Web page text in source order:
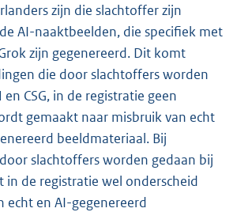
zijn die slachtoffer zijn
AI-naaktbeelden, die specifiek met
zijn gegenereerd. Dit komt
die door slachtoffers worden
CSG, in de registratie geen
gemaakt naar misbruik van echt
beeldmateriaal. Bij
slachtoffers worden gedaan bij
de registratie wel onderscheid
echt en AI-gegenereerd